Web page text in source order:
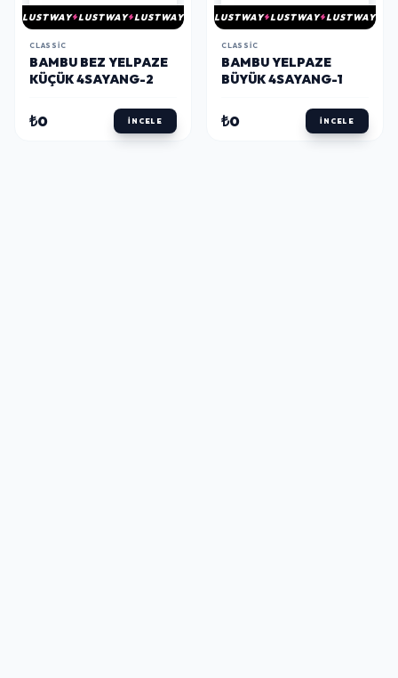
LUSTWAY LUSTWAY LUSTWAY
CLASSIC
BAMBU BEZ YELPAZE
KÜÇÜK 4SAYANG-2
₺0 İNCELE
LUSTWAY LUSTWAY LUSTWAY
CLASSIC
BAMBU YELPAZE
BÜYÜK 4SAYANG-1
₺0 İNCELE